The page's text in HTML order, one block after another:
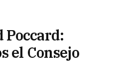
el Consejo